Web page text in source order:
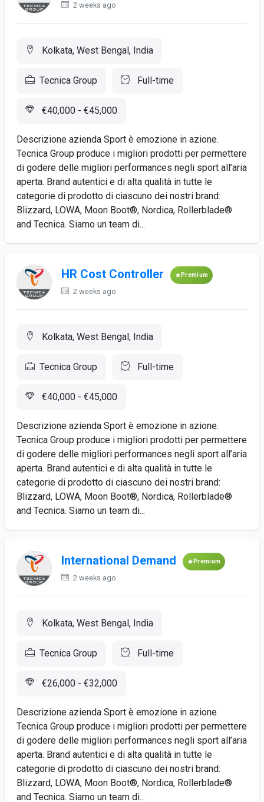
2 weeks ago
Kolkata, West Bengal, India
Tecnica Group Full-time
€40,000 - €45,000
Descrizione azienda Sport è emozione in azione.
Tecnica Group produce i migliori prodotti per permettere
di godere delle migliori performances negli sport all’aria
aperta. Brand autentici e di alta qualità in tutte le
categorie di prodotto di ciascuno dei nostri brand:
Blizzard, LOWA, Moon Boot®, Nordica, Rollerblade®
and Tecnica. Siamo un team di...
HR Cost Controller Premium
2 weeks ago
Kolkata, West Bengal, India
Tecnica Group Full-time
€40,000 - €45,000
Descrizione azienda Sport è emozione in azione.
Tecnica Group produce i migliori prodotti per permettere
di godere delle migliori performances negli sport all’aria
aperta. Brand autentici e di alta qualità in tutte le
categorie di prodotto di ciascuno dei nostri brand:
Blizzard, LOWA, Moon Boot®, Nordica, Rollerblade®
and Tecnica. Siamo un team di...
International Demand Premium
2 weeks ago
Kolkata, West Bengal, India
Tecnica Group Full-time
€26,000 - €32,000
Descrizione azienda Sport è emozione in azione.
Tecnica Group produce i migliori prodotti per permettere
di godere delle migliori performances negli sport all’aria
aperta. Brand autentici e di alta qualità in tutte le
categorie di prodotto di ciascuno dei nostri brand:
Blizzard, LOWA, Moon Boot®, Nordica, Rollerblade®
and Tecnica. Siamo un team di...